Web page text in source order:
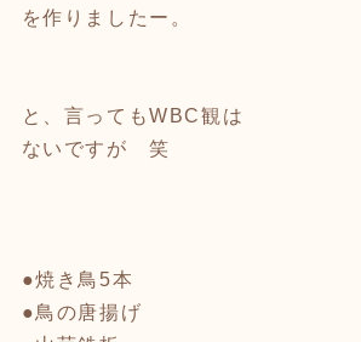
を作りましたー。
と、言ってもWBC観は
ないですが 笑
●焼き鳥5本
●鳥の唐揚げ